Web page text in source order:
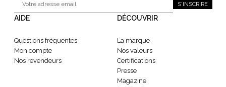
S'INSCRIRE
AIDE
Questions fréquentes
Mon compte
Nos revendeurs
DÉCOUVRIR
La marque
Nos valeurs
Certifications
Presse
Magazine